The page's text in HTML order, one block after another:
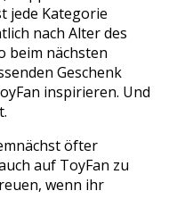
jede Kategorie
nach Alter des
beim nächsten
Geschenk
inspirieren. Und
öfter
auf ToyFan zu
wenn ihr